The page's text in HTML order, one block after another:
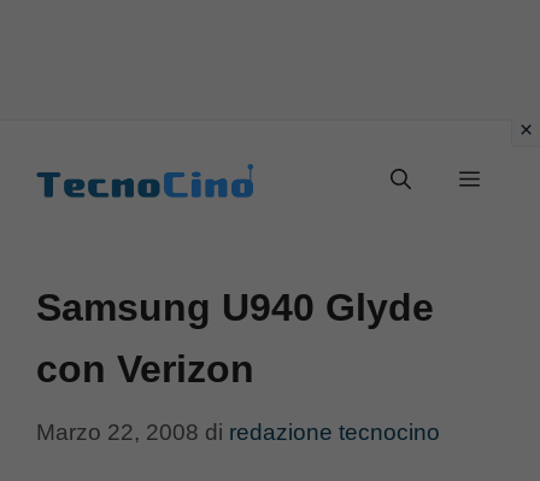
Menu
Samsung U940 Glyde
con Verizon
Marzo 22, 2008 di redazione tecnocino